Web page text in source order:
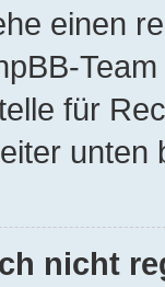
einen
für
unten
nicht